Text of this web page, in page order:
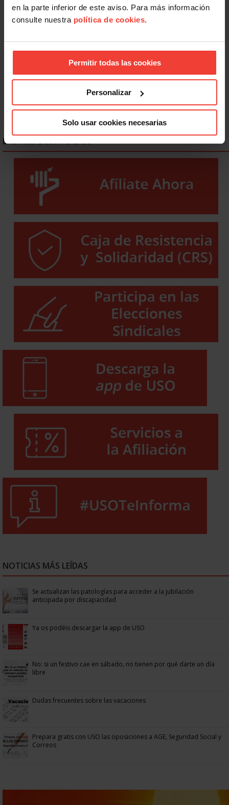
en la parte inferior de este aviso. Para más información
consulte nuestra política de cookies.
Permitir todas las cookies
Personalizar
Solo usar cookies necesarias
Formación
La huelga y la CRS, protagonistas de la segunda jornada de
la Escuela Sindical de Verano
ENLACES DESTACADOS
NOTICIAS MÁS LEÍDAS
Se actualizan las patologías para acceder a la jubilación
anticipada por discapacidad
Ya os podéis descargar la app de USO
No: si un festivo cae en sábado, no tienen por qué darte un día
libre
Dudas frecuentes sobre las vacaciones
Prepara gratis con USO las oposiciones a AGE, Seguridad Social y
Correos